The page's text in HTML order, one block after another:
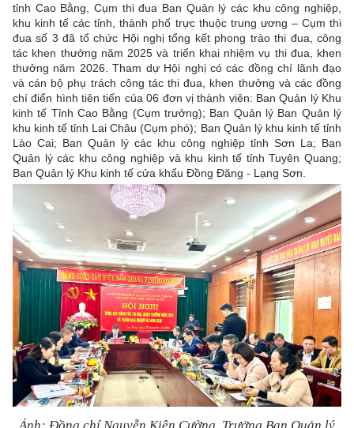
tỉnh Cao Bằng, Cụm thi đua Ban Quản lý các khu công nghiệp,
khu kinh tế các tỉnh, thành phố trực thuộc trung ương – Cụm thi
đua số 3 đã tổ chức Hội nghị tổng kết phong trào thi đua, công
tác khen thưởng năm 2025 và triển khai nhiệm vụ thi đua, khen
thưởng năm 2026. Tham dự Hội nghị có các đồng chí lãnh đạo
và cán bộ phụ trách công tác thi đua, khen thưởng và các đồng
chí điển hình tiên tiến của 06 đơn vị thành viên: Ban Quản lý Khu
kinh tế Tỉnh Cao Bằng (Cụm trưởng); Ban Quản lý Ban Quản lý
khu kinh tế tỉnh Lai Châu (Cụm phó); Ban Quản lý khu kinh tế tỉnh
Lào Cai; Ban Quản lý các khu công nghiệp tỉnh Sơn La; Ban
Quản lý các khu công nghiệp và khu kinh tế tỉnh Tuyên Quang;
Ban Quản lý Khu kinh tế cửa khẩu Đồng Đăng - Lạng Sơn.